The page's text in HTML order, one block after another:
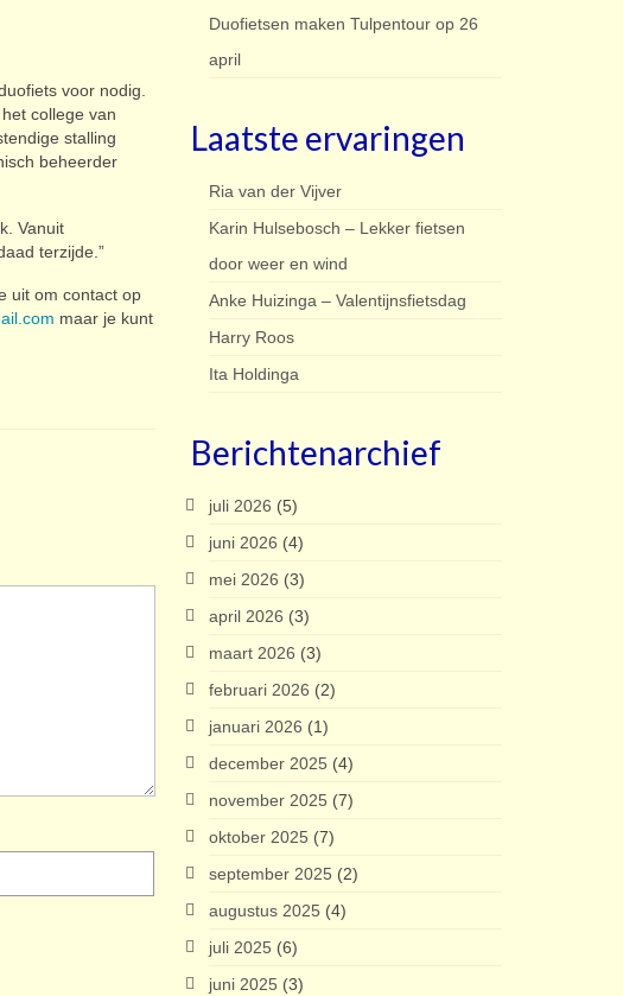
voor nodig.
college van
stalling
beheerder
Vanuit
terzijde.”
uit om contact op
maar je kunt
Duofietsen maken Tulpentour op 26
april
Laatste ervaringen
Ria van der Vijver
Karin Hulsebosch – Lekker fietsen
door weer en wind
Anke Huizinga – Valentijnsfietsdag
Harry Roos
Ita Holdinga
Berichtenarchief
juli 2026 (5)
juni 2026 (4)
mei 2026 (3)
april 2026 (3)
maart 2026 (3)
februari 2026 (2)
januari 2026 (1)
december 2025 (4)
november 2025 (7)
oktober 2025 (7)
september 2025 (2)
augustus 2025 (4)
juli 2025 (6)
juni 2025 (3)